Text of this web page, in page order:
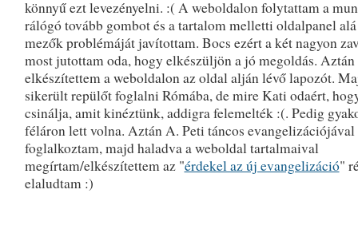
könnyű ezt levezényelni. :( A weboldalon folytattam a
rálógó tovább gombot és a tartalom melletti oldalpanel
mezők problémáját javítottam. Bocs ezért a két nagyon
most jutottam oda, hogy elkészüljön a jó megoldás. Aztán
elkészítettem a weboldalon az oldal alján lévő lapozót.
sikerült repülőt foglalni Rómába, de mire Kati odaért,
csinálja, amit kinéztünk, addigra felemelték :(. Pedig
féláron lett volna. Aztán A. Peti táncos evangelizációjával
foglalkoztam, majd haladva a weboldal tartalmaival
megírtam/elkészítettem az "érdekel az új evangelizáció"
elaludtam :)